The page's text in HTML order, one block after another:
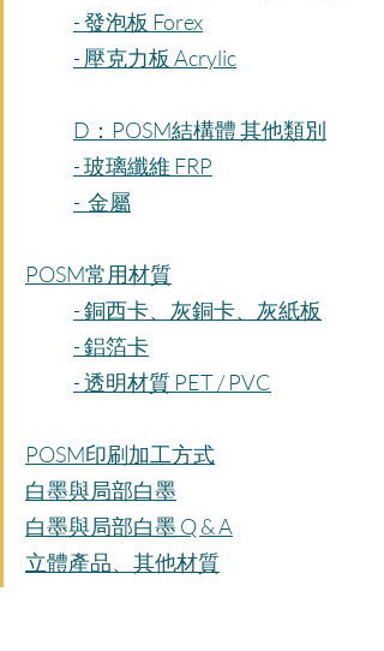
- 發泡板 Forex
- 壓克力板 Acrylic
D：POSM結構體 其他類別
- 玻璃纖維 FRP
-  金屬
POSM常用材質
- 銅西卡、灰銅卡、灰紙板
- 鋁箔卡
- 透明材質 PET / PVC
POSM印刷加工方式
白墨與局部白墨
白墨與局部白墨 Q & A
立體產品、其他材質